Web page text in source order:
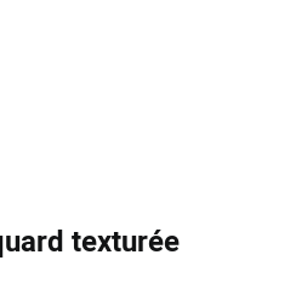
texturée